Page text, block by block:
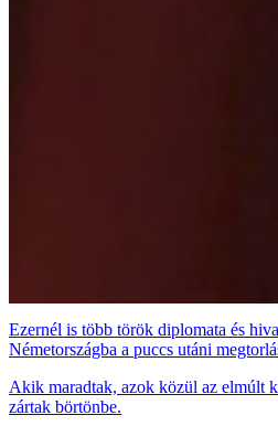
Ezernél is több török diplomata és
Németországba a puccs utáni
Akik maradtak, azok közül az elmúlt
zártak börtönbe.